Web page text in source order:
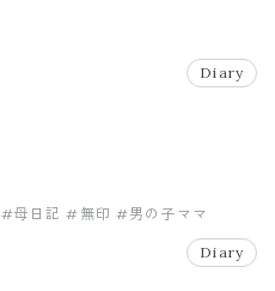
Diary
#母日記 #無印 #男の子ママ
Diary